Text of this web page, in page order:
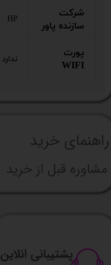
شرکت
سازنده پاور
HP
پورت
WIFI
ندارد
راهنما​​​​​​​​​​​​​​ی خرید
مشاوره قبل از خرید
پشتیبانی انلاین